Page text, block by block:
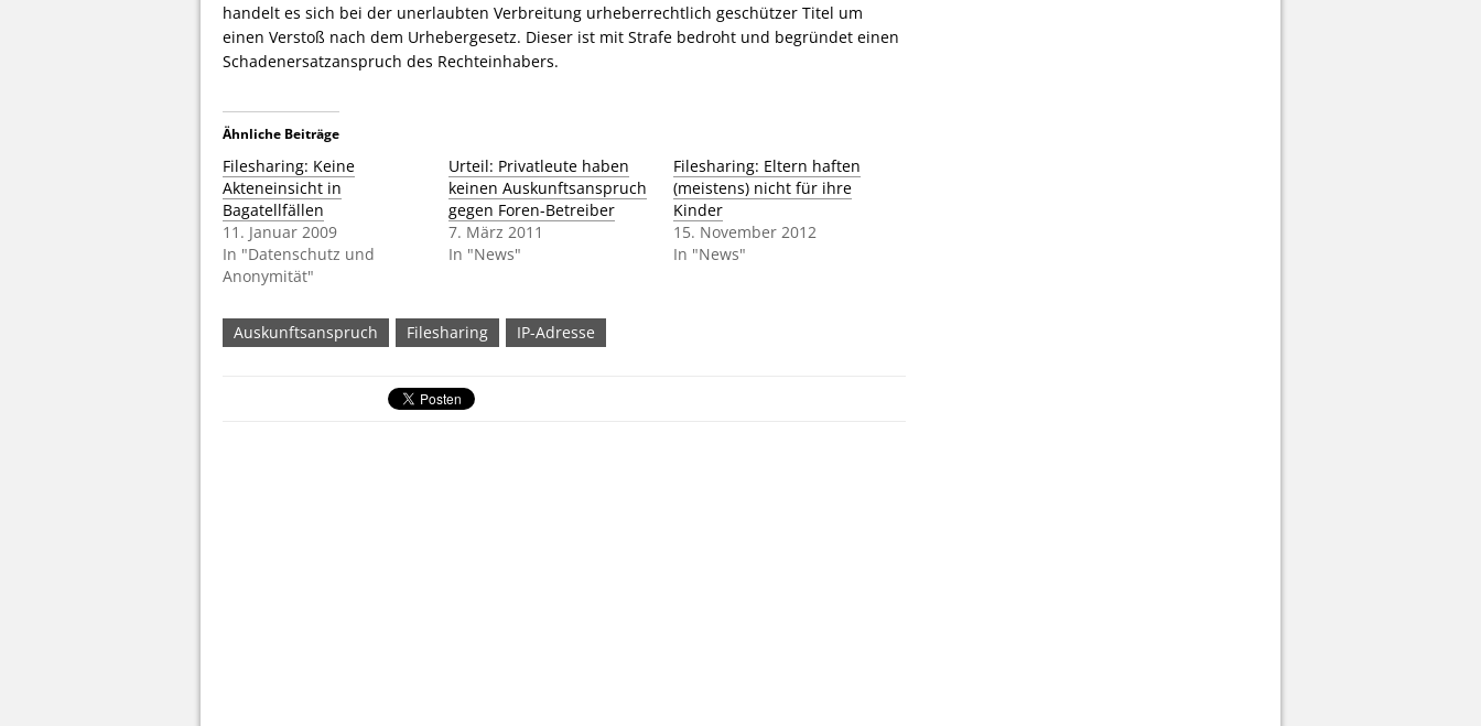
handelt es sich bei der unerlaubten Verbreitung urheberrechtlich geschützer Titel um
einen Verstoß nach dem Urhebergesetz. Dieser ist mit Strafe bedroht und begründet einen
Schadenersatzanspruch des Rechteinhabers.
Ähnliche Beiträge
Filesharing: Keine
Akteneinsicht in
Bagatellfällen
11. Januar 2009
In "Datenschutz und
Anonymität"
Urteil: Privatleute haben
keinen Auskunftsanspruch
gegen Foren-Betreiber
7. März 2011
In "News"
Filesharing: Eltern haften
(meistens) nicht für ihre
Kinder
15. November 2012
In "News"
Auskunftsanspruch Filesharing IP-Adresse